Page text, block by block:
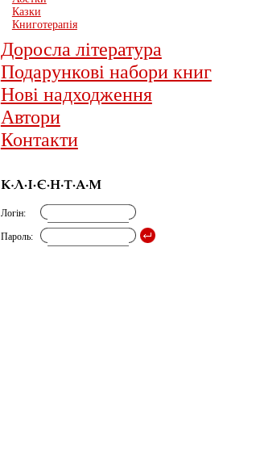
Казки
Книготерапія
Доросла література
Подарункові набори книг
Нові надходження
Автори
Контакти
Логін:
Пароль: